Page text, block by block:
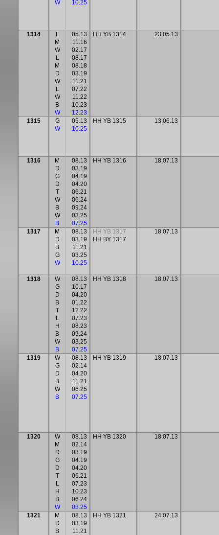
W 10.25
1314
L
M
W
L
M
D
W
L
W
B
W
05.13
11.16
02.17
08.17
08.18
03.19
11.21
07.22
11.22
10.23
12.23
HH YB 1314 23.05.13
1315
G
W
05.13
10.25
HH YB 1315 13.06.13
1316
M
D
G
D
T
W
B
W
B
08.13
03.19
04.19
04.20
06.21
06.24
09.24
03.25
07.25
HH YB 1316 18.07.13
1317
M
D
B
G
W
08.13
03.19
11.21
03.25
10.25
HH YB 1317
HH BY 1317
18.07.13
1318
W
G
D
B
T
L
H
B
W
B
08.13
10.17
04.20
01.22
12.22
07.23
08.23
09.24
03.25
07.25
HH YB 1318 18.07.13
1319
W
G
D
B
W
B
08.13
02.14
04.20
11.21
06.25
07.25
HH YB 1319 18.07.13
1320
W
M
D
G
D
T
L
H
B
W
08.13
02.14
03.19
04.19
04.20
06.21
07.23
10.23
06.24
03.25
HH YB 1320 18.07.13
1321
M
D
B
08.13
03.19
11.21
HH YB 1321 24.07.13